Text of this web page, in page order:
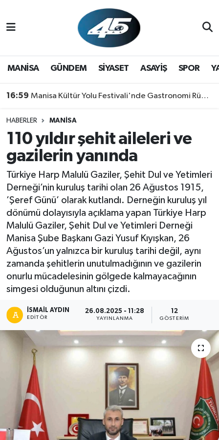
MANİSA GÜNDEM SİYASET ASAYİŞ SPOR
16:59 Manisa Kültür Yolu Festivali'nde Gastronomi Rüzgarı: Lezzetin Yıldızı "Manisa Kebabı" Oldu!
HABERLER MANİSA
110 yıldır şehit aileleri ve
gazilerin yanında
Türkiye Harp Malulü Gaziler, Şehit Dul ve Yetimleri
Derneği’nin kuruluş tarihi olan 26 Ağustos 1915,
’Şeref Günü’ olarak kutlandı. Derneğin kuruluş yıl
dönümü dolayısıyla açıklama yapan Türkiye Harp
Malulü Gaziler, Şehit Dul ve Yetimleri Derneği
Manisa Şube Başkanı Gazi Yusuf Kıyışkan, 26
Ağustos’un yalnızca bir kuruluş tarihi değil, aynı
zamanda şehitlerin unutulmadığının ve gazilerin
onurlu mücadelesinin gölgede kalmayacağının
simgesi olduğunun altını çizdi.
İSMAIL AYDIN
EDITÖR
26.08.2025 - 11:28
YAYINLANMA
12
GÖSTERIM
GÜNDEM
SPOR
YAŞAM
RESMİ REKLAM
Hava Durumu
Trafik Durumu
Son Dakika Haberleri
Haber Arşivi